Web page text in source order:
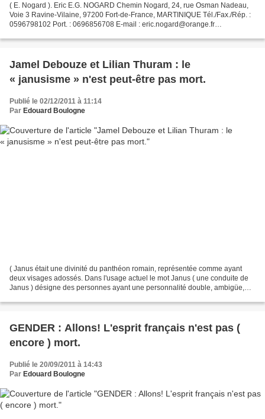
( E. Nogard ). Eric E.G. NOGARD Chemin Nogard, 24, rue Osman Nadeau,
Voie 3 Ravine-Vilaine, 97200 Fort-de-France, MARTINIQUE Tél./Fax./Rép. :
0596798102 Port. : 0696856708 E-mail : eric.nogard@orange.fr
Jamel Debouze et Lilian Thuram : le
« janusisme » n'est peut-être pas mort.
Publié le 02/12/2011 à 11:14
Par Edouard Boulogne
( Janus était une divinité du panthéon romain, représentée comme ayant
deux visages adossés. Dans l'usage actuel le mot Janus ( une conduite de
Janus ) désigne des personnes ayant une personnalité double, ambigüe,
GENDER : Allons! L'esprit français n'est pas (
encore ) mort.
Publié le 20/09/2011 à 14:43
Par Edouard Boulogne